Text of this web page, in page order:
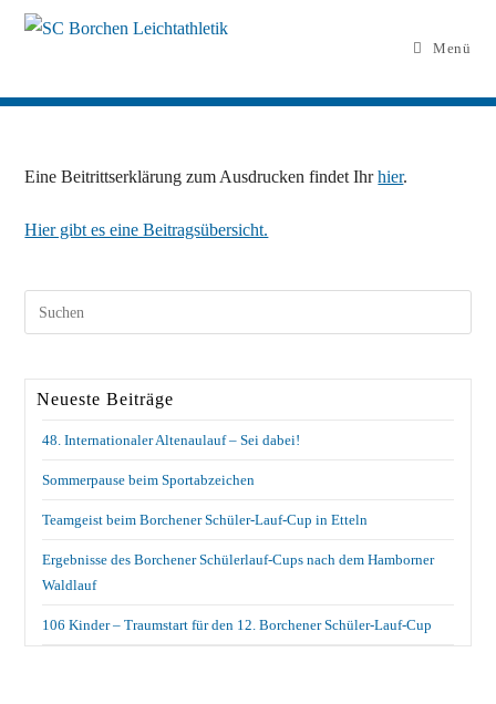
Zum
Menü
Eine Beitrittserklärung zum Ausdrucken findet Ihrhier.
Hier gibt es eine Beitragsübersicht.
Neueste Beiträge
48. Internationaler Altenaulauf – Sei dabei!
Sommerpause beim Sportabzeichen
Teamgeist beim Borchener Schüler-Lauf-Cup in Etteln
Ergebnisse des Borchener Schülerlauf-Cups nach dem Hamborner
Waldlauf
106 Kinder – Traumstart für den 12. Borchener Schüler-Lauf-Cup